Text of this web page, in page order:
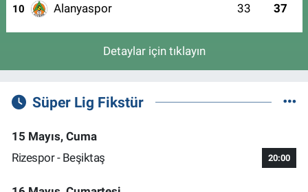
10 Alanyaspor 33 37
Detaylar için tıklayın
Süper Lig Fikstür
15 Mayıs, Cuma
Rizespor - Beşiktaş
20:00